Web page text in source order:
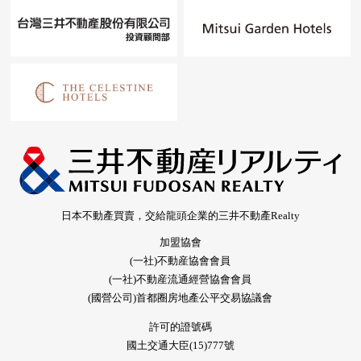
日本不動產買賣，交給龍頭企業的三井不動產Realty
加盟協會
(一社)不動産協會會員
(一社)不動産流通經營協會會員
(國營公司)首都圈房地產公平交易協議會
許可的證號碼
國土交通大臣(15)777號